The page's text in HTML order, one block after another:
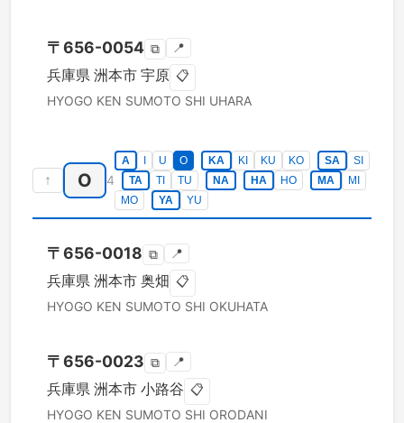
〒656-0054 ⧉ 📍
兵庫県 洲本市 宇原 📋
HYOGO KEN SUMOTO SHI UHARA
↑ O 4
A U O KA KI KU KO SA
SI
TA
TI TU NA HA HO MA
MI
MO
YA YU
〒656-0018 ⧉ 📍
兵庫県 洲本市 奥畑 📋
HYOGO KEN SUMOTO SHI OKUHATA
〒656-0023 ⧉ 📍
兵庫県 洲本市 小路谷 📋
HYOGO KEN SUMOTO SHI ORODANI